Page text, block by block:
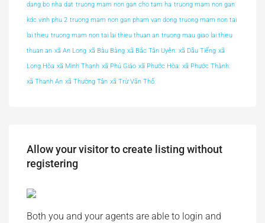
dang bo nha dat truong mam non gan cho tam ha truong mam non gan
kdc vinh phu 2 truong mam non gan pham van dong truong mam non tai
lai thieu truong mam non tai lai thieu thuan an truong mau giao lai thieu
thuan an xã An Long xã Bàu Bàng xã Bắc Tân Uyên: xã Dầu Tiếng xã
Long Hòa xã Minh Thạnh xã Phú Giáo xã Phước Hòa: xã Phước Thành:
xã Thanh An xã Thường Tân xã Trừ Văn Thố
Allow your visitor to create listing without
registering
Both you and your agents are able to login and